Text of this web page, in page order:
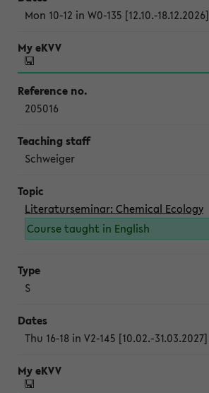
Mon 10-12 in W0-135 [12.10.-18.12.2026]
205016
Schweiger
Literaturseminar: Chemical Ecology
Course taught in English
S
Thu 16-18 in V2-145 [10.02.-31.03.2027]